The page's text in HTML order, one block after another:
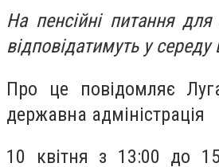
На пенсійні питання
відповідатимуть у
Про це повідомляє
державна адміністрація
10 квітня з 13:00 до